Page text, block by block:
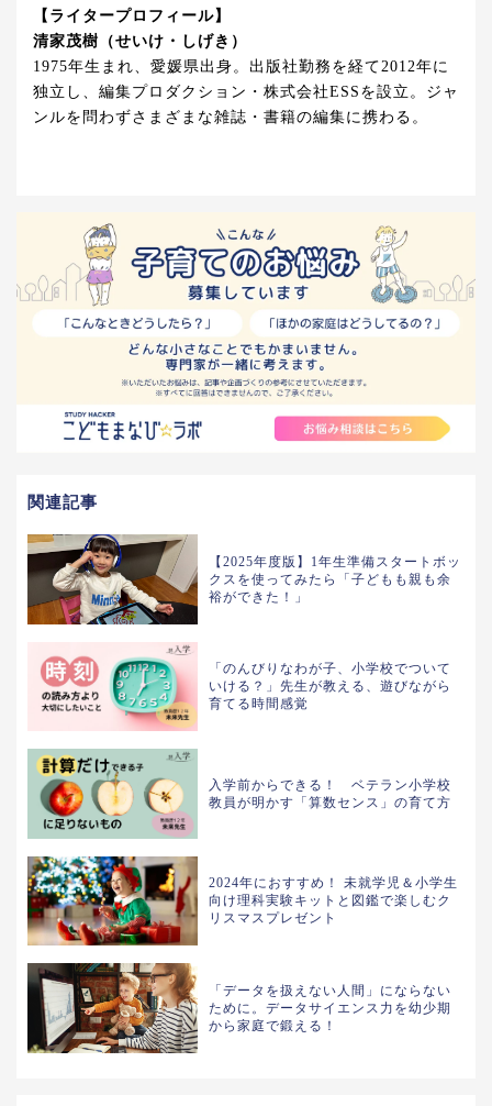
【ライタープロフィール】
清家茂樹（せいけ・しげき）
1975年生まれ、愛媛県出身。出版社勤務を経て2012年に
独立し、編集プロダクション・株式会社ESSを設立。ジャ
ンルを問わずさまざまな雑誌・書籍の編集に携わる。
関連記事
【2025年度版】1年生準備スタートボッ
クスを使ってみたら「子どもも親も余
裕ができた！」
「のんびりなわが子、小学校でついて
いける？」先生が教える、遊びながら
育てる時間感覚
入学前からできる！ ベテラン小学校
教員が明かす「算数センス」の育て方
2024年におすすめ！ 未就学児＆小学生
向け理科実験キットと図鑑で楽しむク
リスマスプレゼント
「データを扱えない人間」にならない
ために。データサイエンス力を幼少期
から家庭で鍛える！